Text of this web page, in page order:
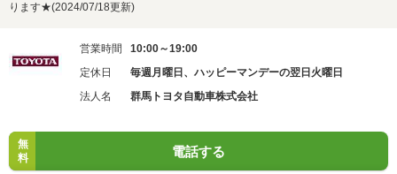
ります★(2024/07/18更新)
営業時間
10:00～19:00
定休日
毎週月曜日、ハッピーマンデーの翌日火曜日
法人名
群馬トヨタ自動車株式会社
無
料
電話する